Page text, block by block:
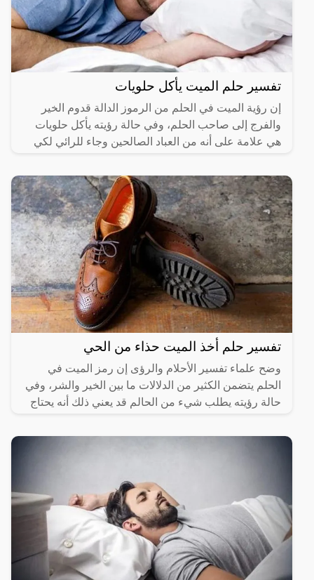
تفسير حلم الميت يأكل حلويات
إن رؤية الميت في الحلم من الرموز الدالة قدوم الخير
والفرج إلى صاحب الحلم، وفي حالة رؤيته يأكل حلويات
هي علامة على أنه من العباد الصالحين وجاء للرائي لكي
تفسير حلم أخذ الميت حذاء من الحي
وضح علماء تفسير الأحلام والرؤى إن رمز الميت في
الحلم يتضمن الكثير من الدلالات ما بين الخير والشر، وفي
حالة رؤيته يطلب شيء من الحالم قد يعني ذلك أنه يحتاج